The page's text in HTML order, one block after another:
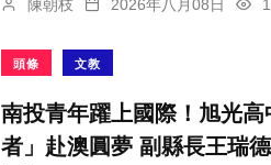
陳朝枝 2026年八月08日
頭條 文教
南投青年躍上國際！旭光
者」赴澳圓夢 副縣長王瑞
124
專欄